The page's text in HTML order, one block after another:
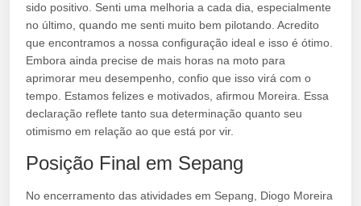
sido positivo. Senti uma melhoria a cada dia, especialmente
no último, quando me senti muito bem pilotando. Acredito
que encontramos a nossa configuração ideal e isso é ótimo.
Embora ainda precise de mais horas na moto para
aprimorar meu desempenho, confio que isso virá com o
tempo. Estamos felizes e motivados, afirmou Moreira. Essa
declaração reflete tanto sua determinação quanto seu
otimismo em relação ao que está por vir.
Posição Final em Sepang
No encerramento das atividades em Sepang, Diogo Moreira